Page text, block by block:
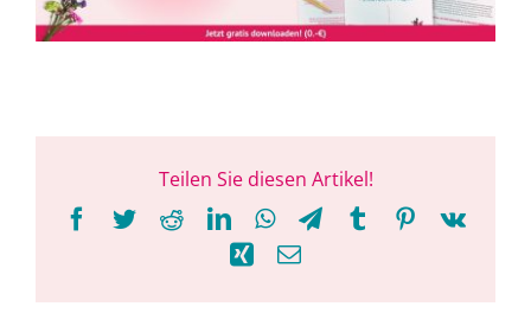
Teilen Sie diesen Artikel!
Facebook
TwitterRedditLinkedInWhatsAppTelegram
TumblrPinterest
Vk
XingE-